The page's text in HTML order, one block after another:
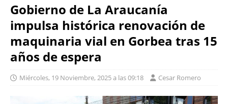
Gobierno de La Araucanía
impulsa histórica renovación de
maquinaria vial en Gorbea tras 15
años de espera
Miércoles, 19 Noviembre, 2025 a las 09:18 Cesar Romero